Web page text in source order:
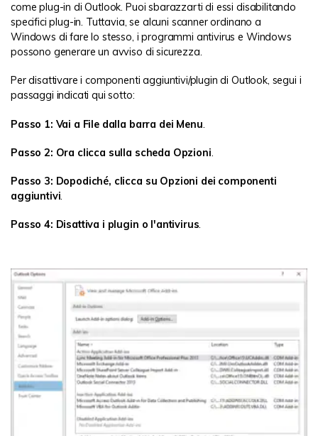
come plug-in di Outlook. Puoi sbarazzarti di essi disabilitando
specifici plug-in. Tuttavia, se alcuni scanner ordinano a
Windows di fare lo stesso, i programmi antivirus e Windows
possono generare un avviso di sicurezza.
Per disattivare i componenti aggiuntivi/plugin di Outlook, segui i
passaggi indicati qui sotto:
Passo 1: Vai a File dalla barra dei Menu
Passo 2: Ora clicca sulla scheda Opzioni.
Passo 3: Dopodiché, clicca su Opzioni dei componenti
aggiuntivi.
Passo 4: Disattiva i plugin o l'antivirus.